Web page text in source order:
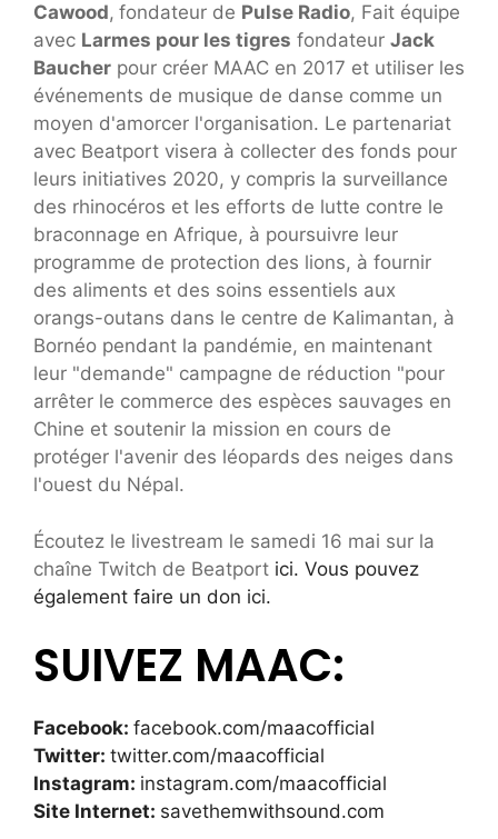
Cawood, fondateur de Pulse Radio, Fait équipe
avec Larmes pour les tigres fondateur Jack
Baucher pour créer MAAC en 2017 et utiliser les
événements de musique de danse comme un
moyen d'amorcer l'organisation. Le partenariat
avec Beatport visera à collecter des fonds pour
leurs initiatives 2020, y compris la surveillance
des rhinocéros et les efforts de lutte contre le
braconnage en Afrique, à poursuivre leur
programme de protection des lions, à fournir
des aliments et des soins essentiels aux
orangs-outans dans le centre de Kalimantan, à
Bornéo pendant la pandémie, en maintenant
leur "demande" campagne de réduction "pour
arrêter le commerce des espèces sauvages en
Chine et soutenir la mission en cours de
protéger l'avenir des léopards des neiges dans
l'ouest du Népal.
Écoutez le livestream le samedi 16 mai sur la
chaîne Twitch de Beatport ici. Vous pouvez
également faire un don ici.
SUIVEZ MAAC:
Facebook: facebook.com/maacofficial
Twitter: twitter.com/maacofficial
Instagram: instagram.com/maacofficial
Site Internet: savethemwithsound.com